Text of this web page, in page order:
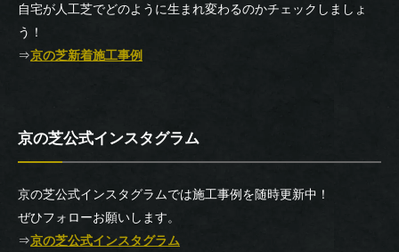
自宅が人工芝でどのように生まれ変わるのかチェックしましょ
う！
⇒京の芝新着施工事例
京の芝公式インスタグラム
京の芝公式インスタグラムでは施工事例を随時更新中！
ぜひフォローお願いします。
⇒京の芝公式インスタグラム